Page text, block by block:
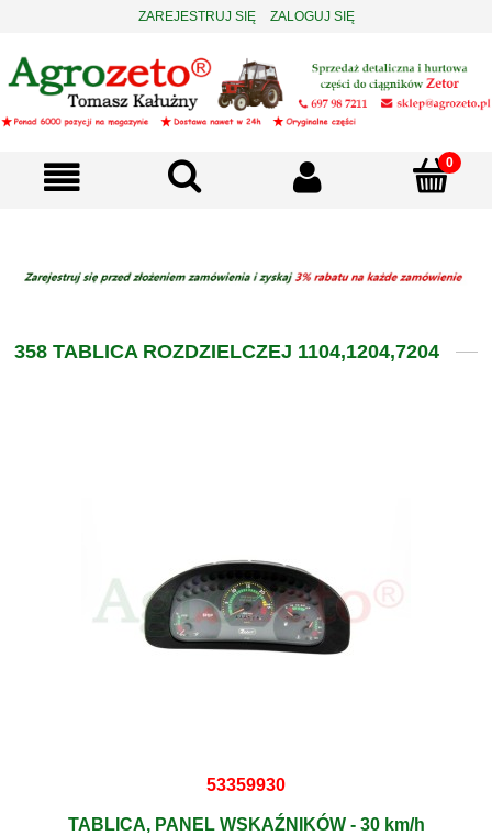
ZAREJESTRUJ SIĘ ZALOGUJ SIĘ
358 TABLICA ROZDZIELCZEJ 1104,1204,7204
53359930
TABLICA, PANEL WSKAŹNIKÓW - 30 km/h